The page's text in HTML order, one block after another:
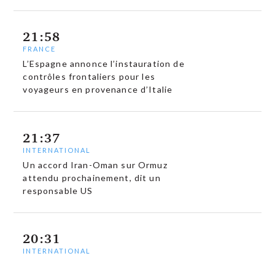
21:58
FRANCE
L’Espagne annonce l’instauration de
contrôles frontaliers pour les
voyageurs en provenance d’Italie
21:37
INTERNATIONAL
Un accord Iran-Oman sur Ormuz
attendu prochainement, dit un
responsable US
20:31
INTERNATIONAL